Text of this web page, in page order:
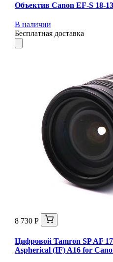
Объектив Canon EF-S 18-
В наличии
Бесплатная доставка
8 730 Р
Цифровой Tamron SP AF
Aspherical (IF) A16 for